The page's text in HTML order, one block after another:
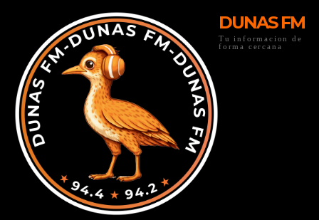
DUNAS FM
Tu informacion de
forma cercana